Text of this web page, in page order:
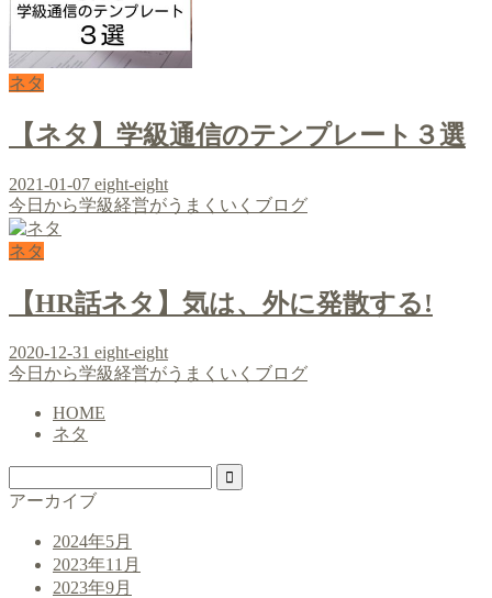
ネタ
【ネタ】学級通信のテンプレート３選
2021-01-07 eight-eight
今日から学級経営がうまくいくブログ
ネタ
【HR話ネタ】気は、外に発散する!
2020-12-31 eight-eight
今日から学級経営がうまくいくブログ
HOME
ネタ
アーカイブ
2024年5月
2023年11月
2023年9月